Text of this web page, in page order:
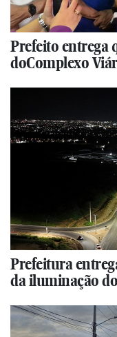
Prefeito entrega
doComplexo
Prefeitura
da iluminação